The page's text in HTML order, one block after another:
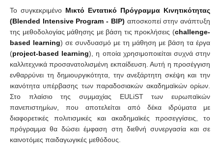
Το συγκεκριμένο Μικτό Εντατικό Πρόγραμμα Κινητικότητας
(Blended IntensiveProgram - BIP) αποσκοπεί στην ανάπτυξη
της μεθοδολογίας μάθησης με βάση τις προκλήσεις (challenge-
based learning) σε συνδυασμό με τη μάθηση με βάση τα έργα
(project-based learning), η οποία χρησιμοποιείται συχνά στην
καλλιτεχνικά προσανατολισμένη εκπαίδευση. Αυτή η προσέγγιση
ενθαρρύνει τη δημιουργικότητα, την ανεξάρτητη σκέψη και την
ικανότητα υπέρβασης των παραδοσιακών ακαδημαϊκών ορίων.
Στο πλαίσιο της συμμαχίας EULiST των ευρωπαϊκών
πανεπιστημίων, που αποτελείται από δέκα ιδρύματα με
διαφορετικές πολιτισμικές και ακαδημαϊκές προσεγγίσεις, το
πρόγραμμα θα δώσει έμφαση στη διεθνή συνεργασία και σε
καινοτόμες παιδαγωγικές μεθόδους.